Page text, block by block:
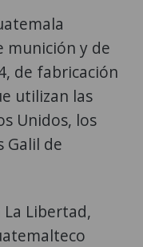
munición y de
de fabricación
utilizan las
Unidos, los
Galil de
Libertad,